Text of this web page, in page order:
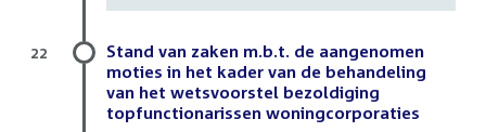
Stand van zaken m.b.t. de aangenomen
moties in het kader van de behandeling
van het wetsvoorstel bezoldiging
topfunctionarissen woningcorporaties
22